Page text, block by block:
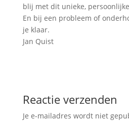
blij met dit unieke,
En bij een probleem of
je klaar.
Jan Quist
Reactie verzenden
Je e-mailadres wordt niet